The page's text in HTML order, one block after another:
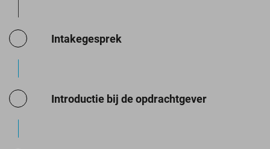
Intakegesprek
Introductie bij de opdrachtgever